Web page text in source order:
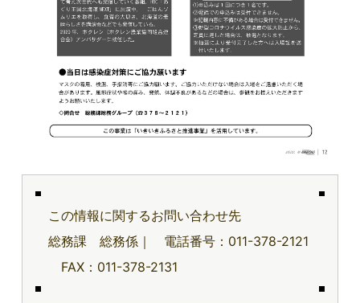
この情報に関するお問い合わせ先
総務課 総務係｜ 電話番号：011-378-2121
FAX：011-378-2131